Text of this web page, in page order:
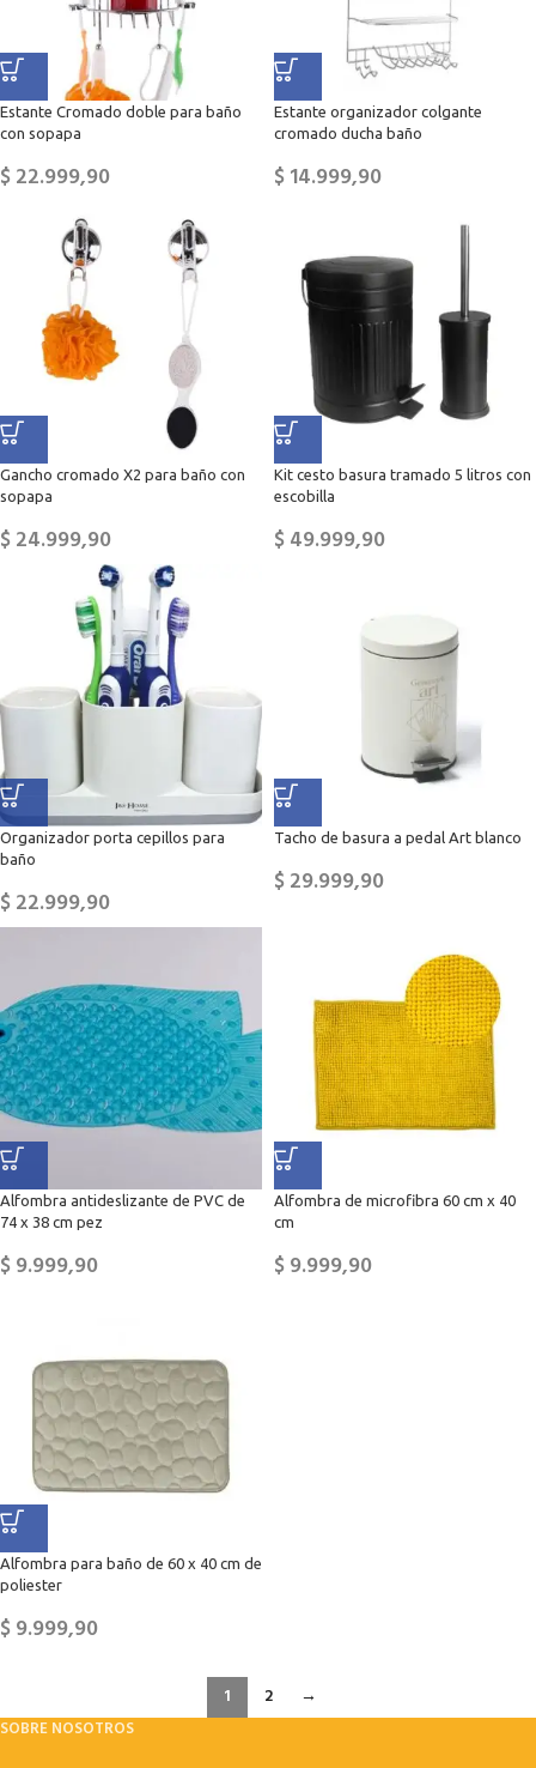
Estante Cromado doble para baño
con sopapa
$22.999,90
Estante organizador colgante
cromado ducha baño
$14.999,90
Gancho cromado X2 para baño con
sopapa
$24.999,90
Kit cesto basura tramado 5 litros con
escobilla
$49.999,90
Organizador porta cepillos para
baño
$22.999,90
Tacho de basura a pedal Art blanco
$29.999,90
Alfombra antideslizante de PVC de
74 x 38 cm pez
$9.999,90
Alfombra de microfibra 60 cm x 40
cm
$9.999,90
Alfombra para baño de 60 x 40 cm de
poliester
$9.999,90
1 2 →
SOBRE NOSOTROS